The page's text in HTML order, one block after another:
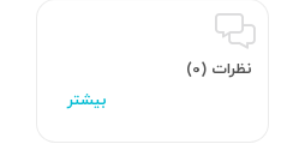
نظرات (0)